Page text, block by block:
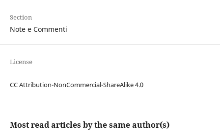
Section
Note e Commenti
License
CC Attribution-NonCommercial-ShareAlike 4.0
Most read articles by the same author(s)